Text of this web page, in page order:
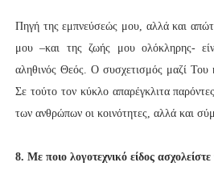
Πηγή της εμπνεύσεώς μου, αλλά και
μου –και της ζωής μου ολόκληρης-
αληθινός Θεός. Ο συσχετισμός μαζί Του
Σε τούτο τον κύκλο απαρέγκλιτα
των ανθρώπων οι κοινότητες, αλλά και
8. Με ποιο λογοτεχνικό είδος